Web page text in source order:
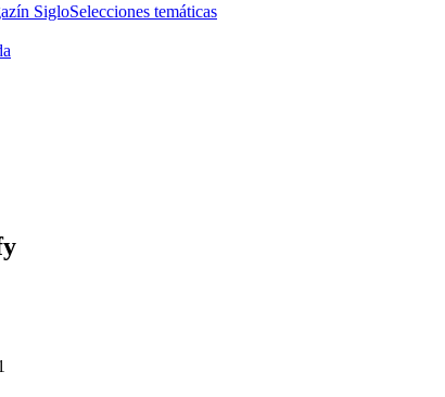
SigloSelecciones temáticas